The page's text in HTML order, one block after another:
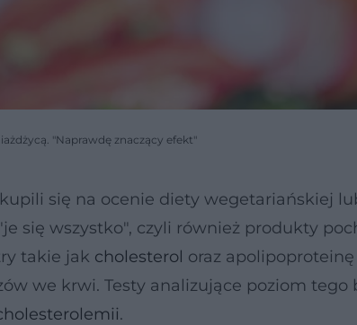
"Naprawdę znaczący efekt"
się na ocenie diety wegetariańskiej
się wszystko", czyli również produkty
takie jak cholesterol oraz
we krwi. Testy analizujące poziom tego
.